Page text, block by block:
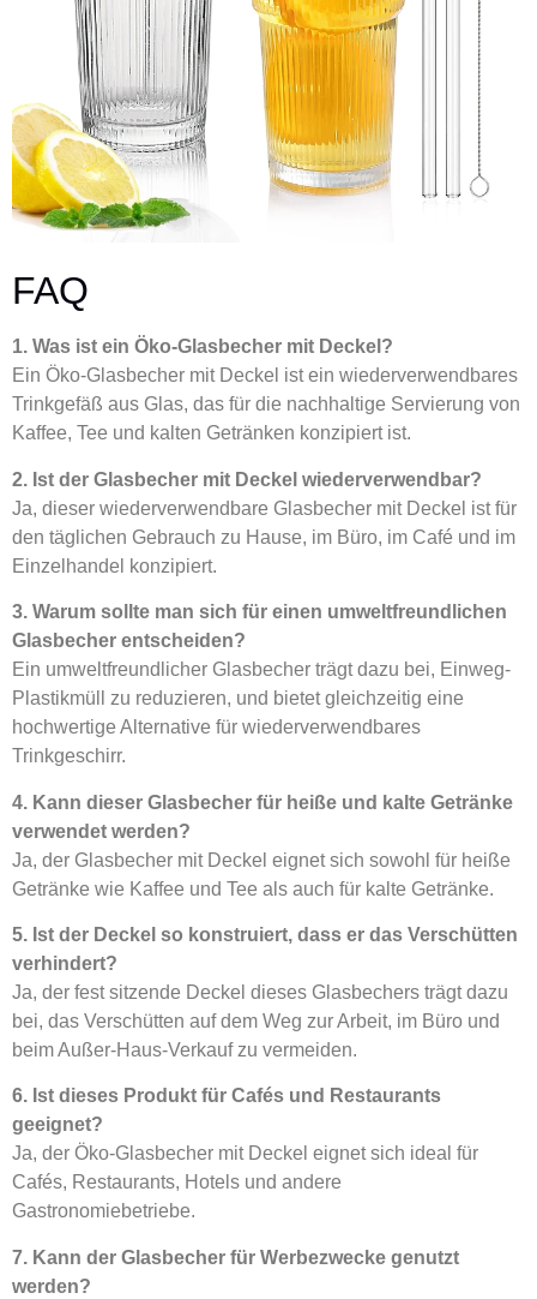
FAQ
1. Was ist ein Öko-Glasbecher mit Deckel?
Ein Öko-Glasbecher mit Deckel ist ein wiederverwendbares
Trinkgefäß aus Glas, das für die nachhaltige Servierung von
Kaffee, Tee und kalten Getränken konzipiert ist.
2. Ist der Glasbecher mit Deckel wiederverwendbar?
Ja, dieser wiederverwendbare Glasbecher mit Deckel ist für
den täglichen Gebrauch zu Hause, im Büro, im Café und im
Einzelhandel konzipiert.
3. Warum sollte man sich für einen umweltfreundlichen
Glasbecher entscheiden?
Ein umweltfreundlicher Glasbecher trägt dazu bei, Einweg-
Plastikmüll zu reduzieren, und bietet gleichzeitig eine
hochwertige Alternative für wiederverwendbares
Trinkgeschirr.
4. Kann dieser Glasbecher für heiße und kalte Getränke
verwendet werden?
Ja, der Glasbecher mit Deckel eignet sich sowohl für heiße
Getränke wie Kaffee und Tee als auch für kalte Getränke.
5. Ist der Deckel so konstruiert, dass er das Verschütten
verhindert?
Ja, der fest sitzende Deckel dieses Glasbechers trägt dazu
bei, das Verschütten auf dem Weg zur Arbeit, im Büro und
beim Außer-Haus-Verkauf zu vermeiden.
6. Ist dieses Produkt für Cafés und Restaurants
geeignet?
Ja, der Öko-Glasbecher mit Deckel eignet sich ideal für
Cafés, Restaurants, Hotels und andere
Gastronomiebetriebe.
7. Kann der Glasbecher für Werbezwecke genutzt
werden?